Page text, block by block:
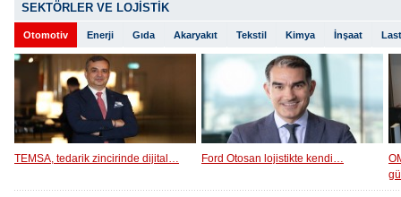
SEKTÖRLER VE LOJİSTİK
Otomotiv Enerji Gıda Akaryakıt Tekstil Kimya İnşaat
TEMSA, tedarik zincirinde dijital… Ford Otosan lojistikte kendi…